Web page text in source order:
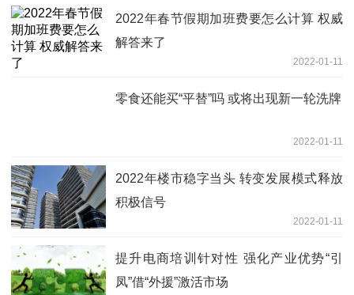
2022年春节假期加班费要怎么计算 权威
解答来了
2022-01-11
零食还能买“平替”吗 或将出现新一轮洗牌
2022-01-11
2022年楼市稳字当头 转变发展模式释放
积极信号
2022-01-11
提升电商培训针对性 强化产业优势“引
凤”借“外援”激活市场